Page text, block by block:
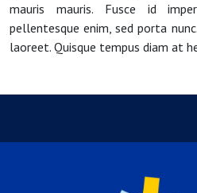
mauris mauris. Fusce id
pellentesque enim, sed porta
laoreet. Quisque tempus diam at